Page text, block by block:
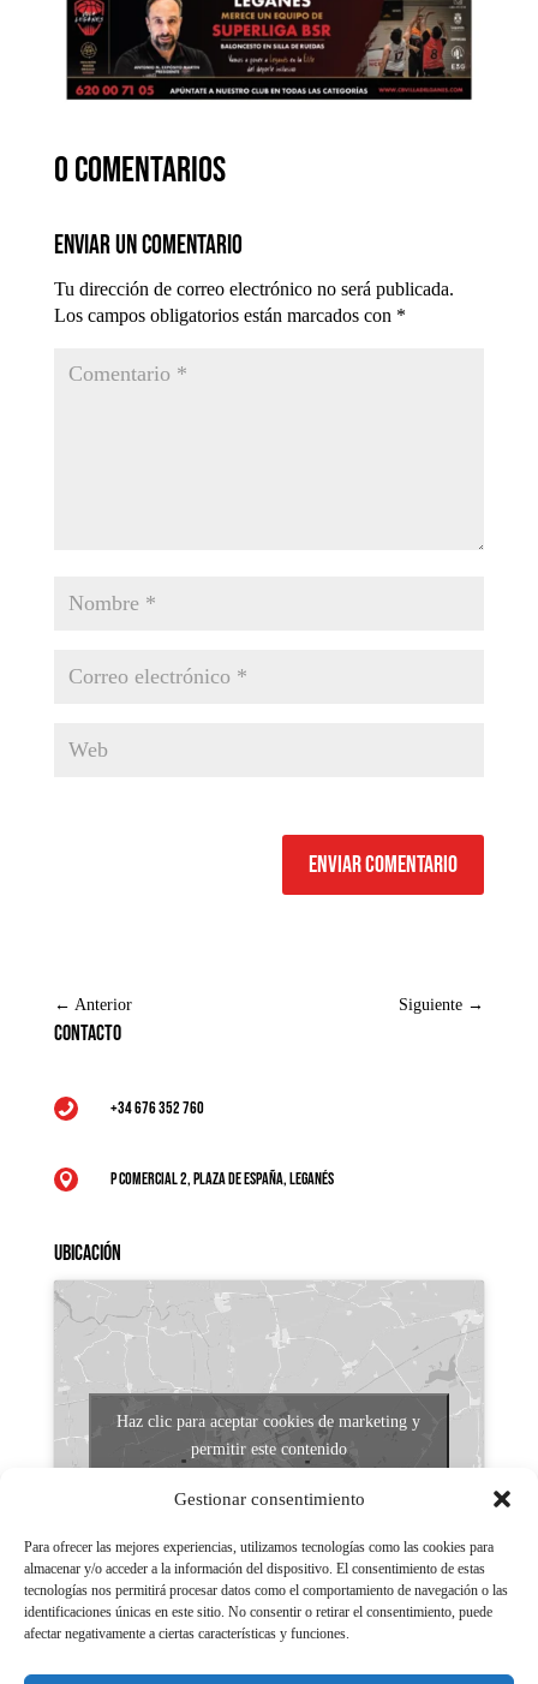
Gestionar consentimiento
Para ofrecer las mejores experiencias, utilizamos tecnologías como las cookies para
almacenar y/o acceder a la información del dispositivo. El consentimiento de estas
tecnologías nos permitirá procesar datos como el comportamiento de navegación o las
identificaciones únicas en este sitio. No consentir o retirar el consentimiento, puede
afectar negativamente a ciertas características y funciones.
0 comentarios
Enviar un comentario
Tu dirección de correo electrónico no será publicada.
Los campos obligatorios están marcados con *
Enviar comentario
← Anterior Siguiente →
Contacto
 +34 676 352 760
 P Comercial 2, Plaza de España, Leganés
Ubicación
Haz clic para aceptar cookies de marketing y
permitir este contenido
Aviso legal